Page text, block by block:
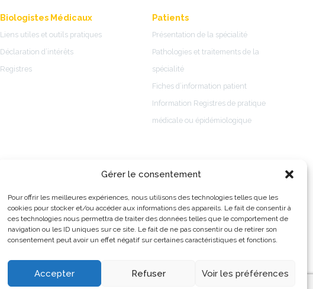
Gérer le consentement
Pour offrir les meilleures expériences, nous utilisons des technologies telles que les
cookies pour stocker et/ou accéder aux informations des appareils. Le fait de consentir à
ces technologies nous permettra de traiter des données telles que le comportement de
navigation ou les ID uniques sur ce site. Le fait de ne pas consentir ou de retirer son
consentement peut avoir un effet négatif sur certaines caractéristiques et fonctions.
Accepter Refuser Voir les préférences
Biologistes Médicaux
Liens utiles et outils pratiques
Déclaration d’intérêts
Registres
Patients
Présentation de la spécialité
Pathologies et traitements de la
spécialité
Fiches d’information patient
Information Registres de pratique
médicale ou épidémiologique